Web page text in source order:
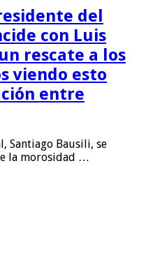
del
con Luis
rescate a los
viendo esto
entre
Santiago Bausili, se
la morosidad …